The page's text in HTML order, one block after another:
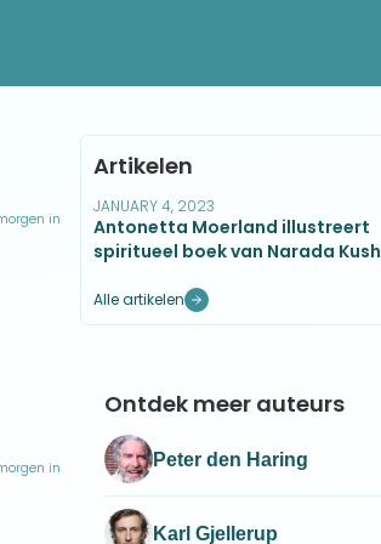
de
in
in
Artikelen
JANUARY 4, 2023
Antonetta Moerland illustreert
spiritueel boek van Narada Kush
Alle artikelen
Ontdek meer auteurs
Peter den Haring
Karl Gjellerup